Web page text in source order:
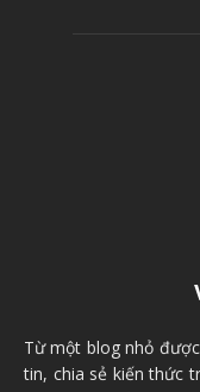
Từ một blog nhỏ
tin, chia sẻ kiến thức